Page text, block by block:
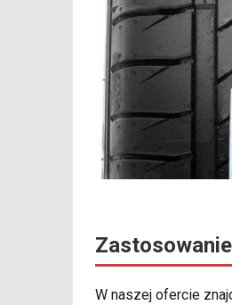
Zastosowanie
W naszej ofercie